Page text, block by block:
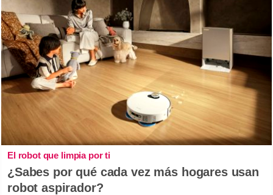
El robot que limpia por ti
¿Sabes por qué cada vez más hogares usan
robot aspirador?